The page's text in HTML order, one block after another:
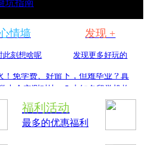
情墙
此刻想啥呢
发现 +
发现更多好玩的
：若是不出意外的话，2026年中国
变化
选！吃透这四大热门留学地区，避
全攻
！免学费、好留下，但难毕业？真
？中介实测对比：5 大知名留学机构
美澳
：若是不出意外的话，2026年中国
变化
选！吃透这四大热门留学地区，避
福利活动
最多的优惠福利